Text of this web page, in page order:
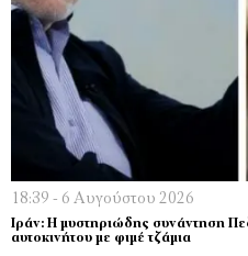
18:39 - 6 Αυγούστου 2026
Ιράν: Η μυστηριώδης συνάντηση
αυτοκινήτου με φιμέ τζάμια